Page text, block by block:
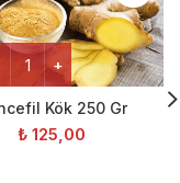
Kök 250 Gr
₺ 125,00